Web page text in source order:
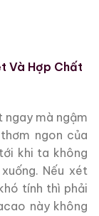
Và Hợp Chất
ngay mà ngậm
ngon của
khi ta không
Nếu xét
tính thì phải
này không